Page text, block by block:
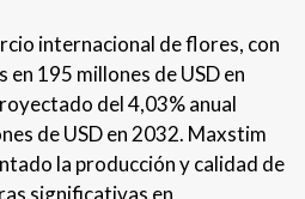
internacional de flores, con
195 millones de USD en
del 4,03% anual
de USD en 2032. Maxstim
la producción y calidad de
significativas en